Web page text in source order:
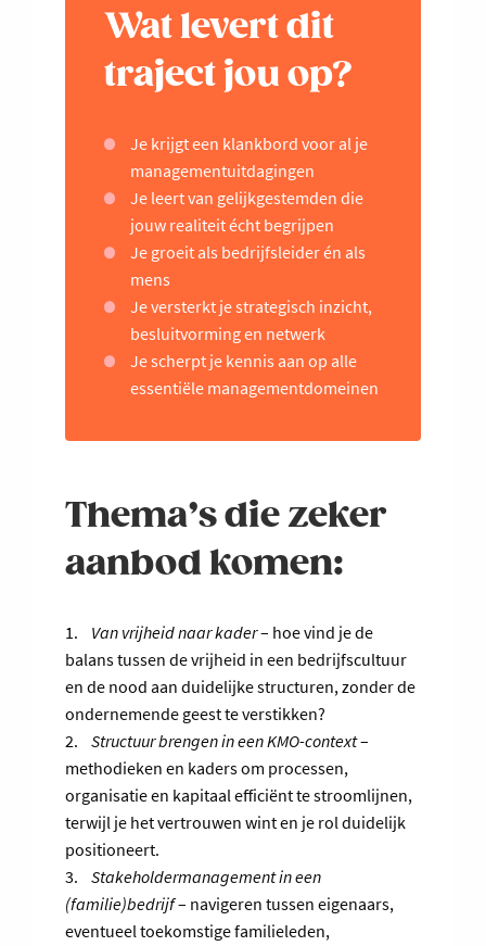
Wat levert dit
traject jou op?
Je krijgt een klankbord voor al je
managementuitdagingen
Je leert van gelijkgestemden die
jouw realiteit écht begrijpen
Je groeit als bedrijfsleider én als
mens
Je versterkt je strategisch inzicht,
besluitvorming en netwerk
Je scherpt je kennis aan op alle
essentiële managementdomeinen
Thema’s die zeker
aanbod komen:
1. Van vrijheid naar kader– hoe vind je de
balans tussen de vrijheid in een bedrijfscultuur
en de nood aan duidelijke structuren, zonder de
ondernemende geest te verstikken?
2. Structuur brengen in een KMO-context–
methodieken en kaders om processen,
organisatie en kapitaal efficiënt te stroomlijnen,
terwijl je het vertrouwen wint en je rol duidelijk
positioneert.
3. Stakeholdermanagement in een
(familie)bedrijf– navigeren tussen eigenaars,
eventueel toekomstige familieleden,